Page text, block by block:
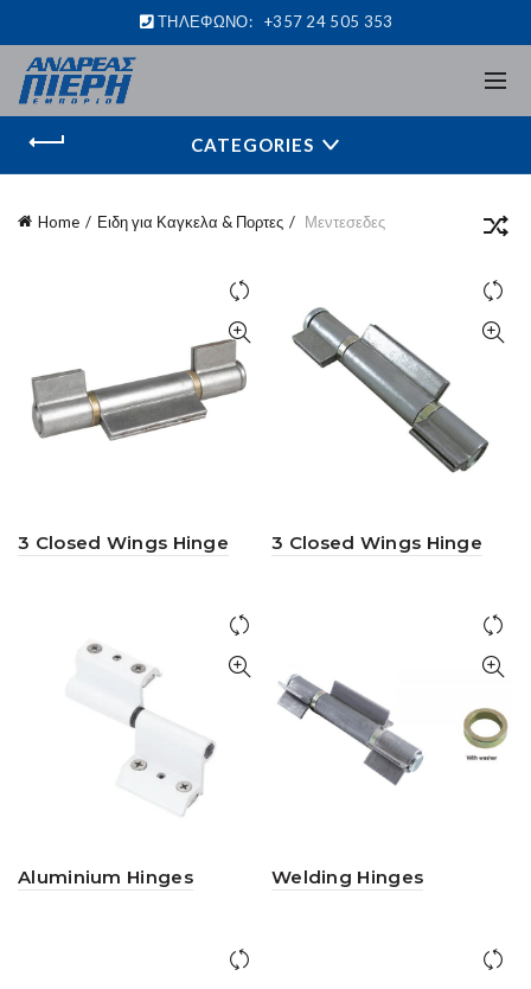
ΤΗΛΕΦΩΝΟ: +357 24 505 353
CATEGORIES
Home Ειδη για Καγκελα & Πορτες Μεντεσεδες
3 Closed Wings Hinge 3 Closed Wings Hinge
Aluminium Hinges Welding Hinges